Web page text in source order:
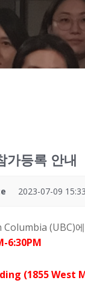
가등록 안내
2023-07-09 15:33
(UBC)
6:30PM
(1855 West